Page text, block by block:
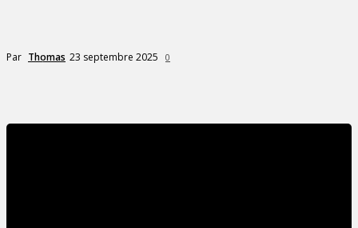
Par Thomas 23 septembre 2025 0